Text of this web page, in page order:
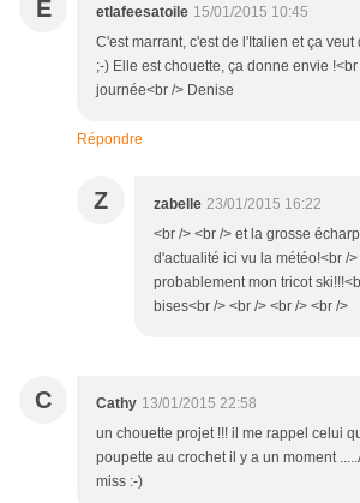
E etlafeesatoile 15/01/2015 10:45
C'est marrant, c'est de l'Italien et ça
;-) Elle est chouette, ça donne envie
journée<br /> Denise
Répondre
Z zabelle 23/01/2015 16:22
<br /> <br /> et la grosse
d'actualité ici vu la météo!<br /
probablement mon tricot
bises<br /> <br /> <br /> <br />
C Cathy 13/01/2015 22:58
un chouette projet !!! il me rappel celui
poupette au crochet il y a un moment
miss :-)